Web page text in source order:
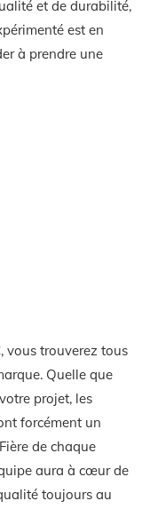
et de durabilité,
est en
à prendre une
vous trouverez tous
Quelle que
projet, les
forcément un
de chaque
aura à cœur de
toujours au